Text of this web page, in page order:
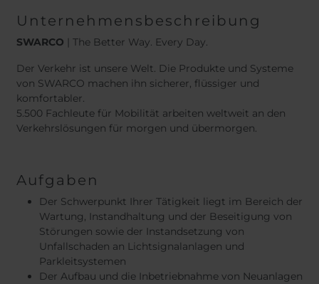
world
Unternehmensbeschreibung
SWARCO | The Better Way. Every Day.
Der Verkehr ist unsere Welt. Die Produkte und Systeme
von SWARCO machen ihn sicherer, flüssiger und
komfortabler.
5.500 Fachleute für Mobilität arbeiten weltweit an den
Verkehrslösungen für morgen und übermorgen.
Aufgaben
Der Schwerpunkt Ihrer Tätigkeit liegt im Bereich der
Wartung, Instandhaltung und der Beseitigung von
Störungen sowie der Instandsetzung von
Unfallschaden an Lichtsignalanlagen und
Parkleitsystemen
Der Aufbau und die Inbetriebnahme von Neuanlagen